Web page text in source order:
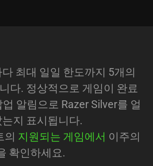
최대 일일 한도까지 5개의
다. 정상적으로 게임이 완료
알림으로 Razer Silver를 얼
지 표시됩니다.
의 지원되는 게임에서 이주의
확인하세요.